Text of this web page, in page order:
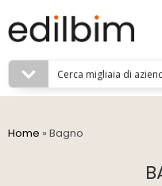
Home » Bagno